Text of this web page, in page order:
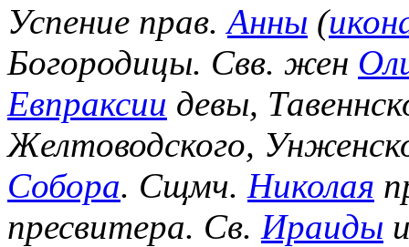
Успение прав.Анны (
Богородицы. Свв. жен
Евпраксии девы,
Желтоводского,
Собора. Сщмч. Николая
пресвитера. Св. Ираиды